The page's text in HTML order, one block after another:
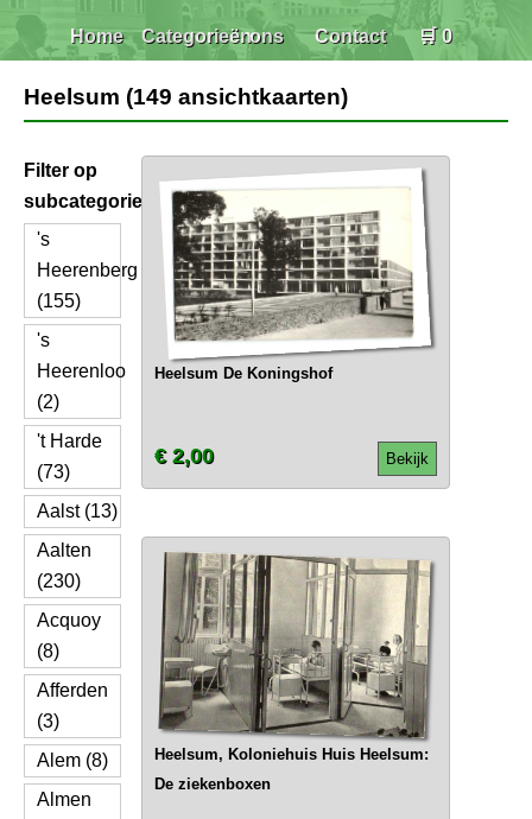
Home Categorieënons Contact 🛒 0
Heelsum (149 ansichtkaarten)
Filter op
subcategorie
's
Heerenberg
(155)
's
Heerenloo
(2)
't Harde
(73)
Aalst (13)
Aalten
(230)
Acquoy
(8)
Afferden
(3)
Alem (8)
Almen
Heelsum De Koningshof
Bekijk
€ 2,00
Heelsum, Koloniehuis Huis Heelsum:
De ziekenboxen